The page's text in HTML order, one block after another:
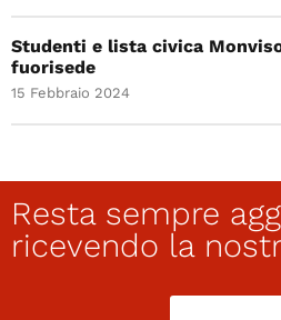
Studenti e lista civica
fuorisede
15 Febbraio 2024
Resta sempre
ricevendo la